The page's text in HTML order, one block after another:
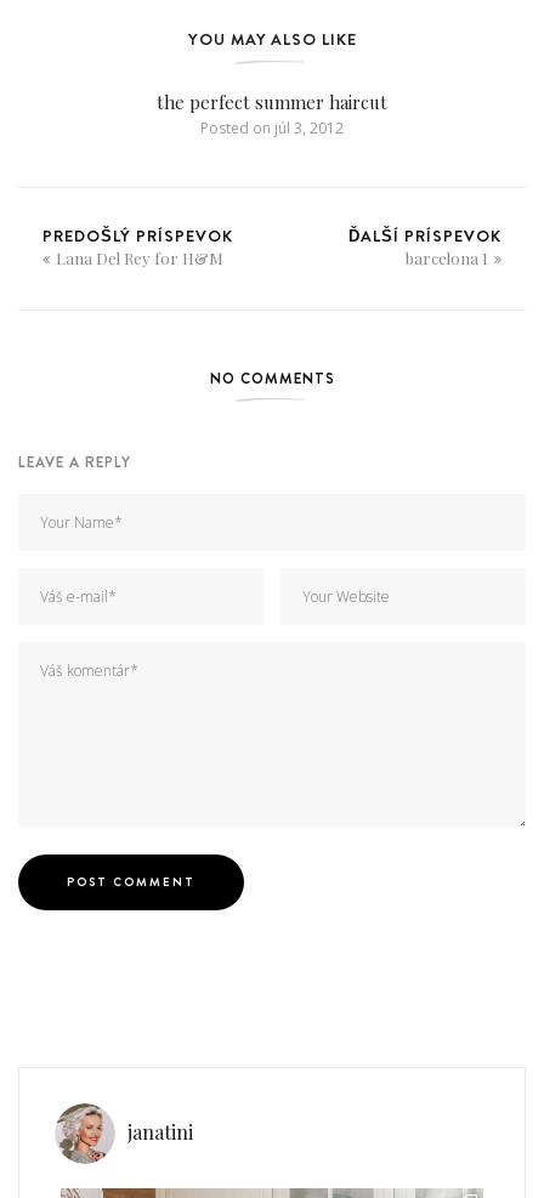
YOU MAY ALSO LIKE
the perfect summer haircut
Posted on júl 3, 2012
PREDOŠLÝ PRÍSPEVOK
Lana Del Rey for H&M
ĎALŠÍ PRÍSPEVOK
barcelona I
NO COMMENTS
LEAVE A REPLY
janatini